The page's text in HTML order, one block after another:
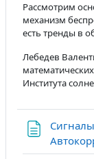
Рассмотрим
механизм
есть тренды в
Лебедев
Института